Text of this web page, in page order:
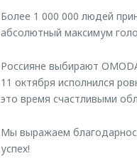
Более 1 000 000 людей
абсолютный максимум
Россияне выбирают
11 октября исполнился
это время счастливыми
Мы выражаем
успех!